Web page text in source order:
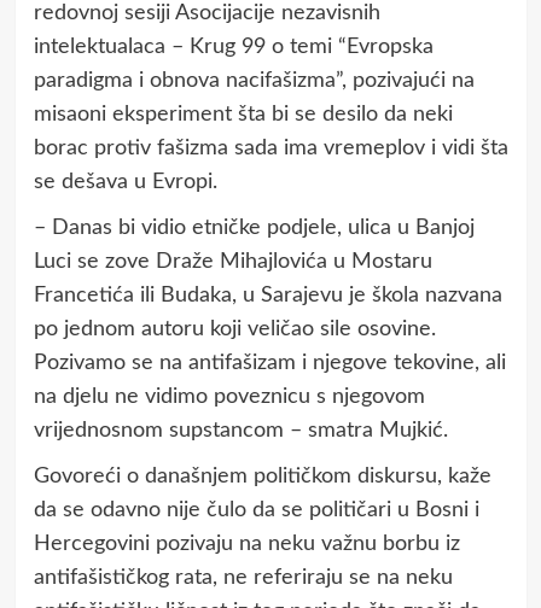
redovnoj sesiji Asocijacije nezavisnih
intelektualaca – Krug 99 o temi “Evropska
paradigma i obnova nacifašizma”, pozivajući na
misaoni eksperiment šta bi se desilo da neki
borac protiv fašizma sada ima vremeplov i vidi šta
se dešava u Evropi.
– Danas bi vidio etničke podjele, ulica u Banjoj
Luci se zove Draže Mihajlovića u Mostaru
Francetića ili Budaka, u Sarajevu je škola nazvana
po jednom autoru koji veličao sile osovine.
Pozivamo se na antifašizam i njegove tekovine, ali
na djelu ne vidimo poveznicu s njegovom
vrijednosnom supstancom – smatra Mujkić.
Govoreći o današnjem političkom diskursu, kaže
da se odavno nije čulo da se političari u Bosni i
Hercegovini pozivaju na neku važnu borbu iz
antifašističkog rata, ne referiraju se na neku